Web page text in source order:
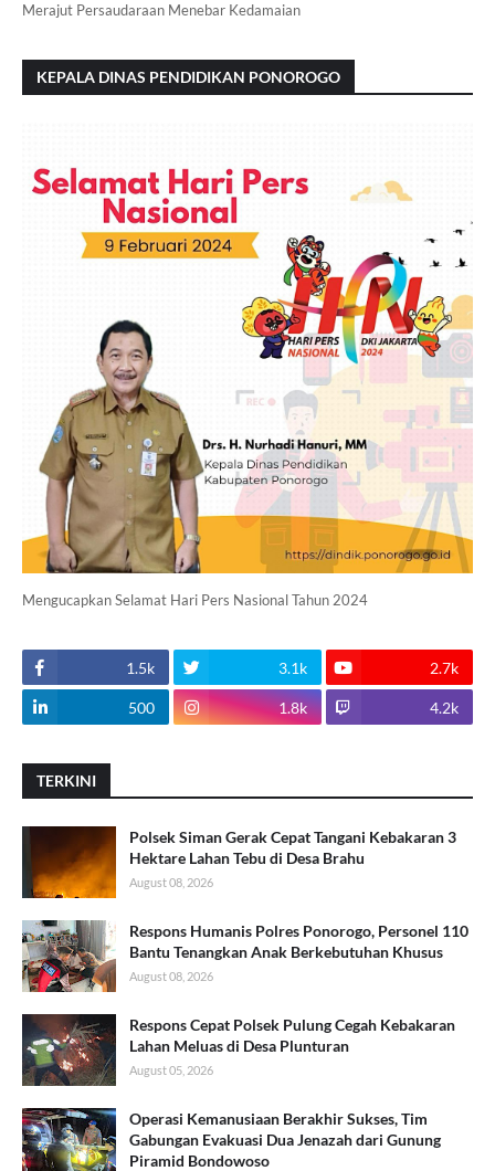
Merajut Persaudaraan Menebar Kedamaian
KEPALA DINAS PENDIDIKAN PONOROGO
Mengucapkan Selamat Hari Pers Nasional Tahun 2024
1.5k 3.1k 2.7k
500 1.8k 4.2k
TERKINI
Polsek Siman Gerak Cepat Tangani Kebakaran 3
Hektare Lahan Tebu di Desa Brahu
August 08, 2026
Respons Humanis Polres Ponorogo, Personel 110
Bantu Tenangkan Anak Berkebutuhan Khusus
August 08, 2026
Respons Cepat Polsek Pulung Cegah Kebakaran
Lahan Meluas di Desa Plunturan
August 05, 2026
Operasi Kemanusiaan Berakhir Sukses, Tim
Gabungan Evakuasi Dua Jenazah dari Gunung
Piramid Bondowoso